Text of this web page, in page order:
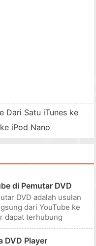
Dari Satu iTunes ke
iPod Nano
di Pemutar DVD
DVD adalah usulan
dari YouTube ke
dapat terhubung
dan mengonversi
ini cukup mudah
DVD Player